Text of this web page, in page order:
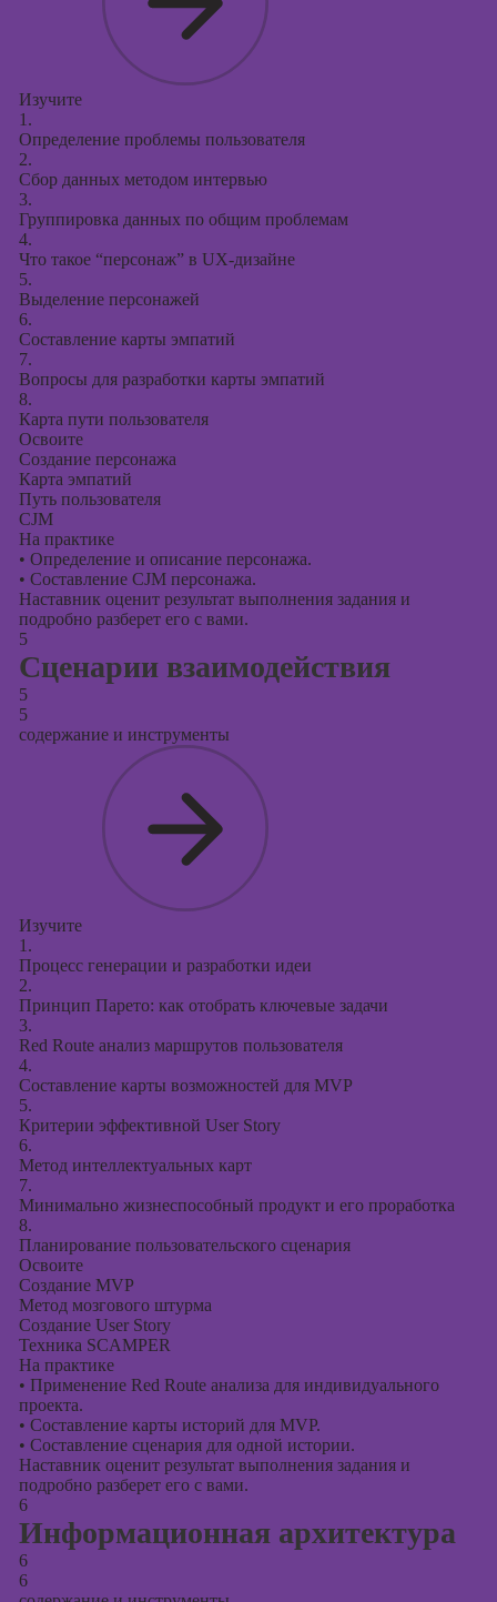
Изучите
1.
Определение проблемы пользователя
2.
Сбор данных методом интервью
3.
Группировка данных по общим проблемам
4.
Что такое “персонаж” в UX-дизайне
5.
Выделение персонажей
6.
Составление карты эмпатий
7.
Вопросы для разработки карты эмпатий
8.
Карта пути пользователя
Освоите
Создание персонажа
Карта эмпатий
Путь пользователя
CJM
На практике
• Определение и описание персонажа.
• Составление CJM персонажа.
Наставник оценит результат выполнения задания и
подробно разберет его с вами.
5
Сценарии взаимодействия
5
5
содержание и инструменты
Изучите
1.
Процесс генерации и разработки идеи
2.
Принцип Парето: как отобрать ключевые задачи
3.
Red Route анализ маршрутов пользователя
4.
Составление карты возможностей для MVP
5.
Критерии эффективной User Story
6.
Метод интеллектуальных карт
7.
Минимально жизнеспособный продукт и его проработка
8.
Планирование пользовательского сценария
Освоите
Создание MVP
Метод мозгового штурма
Создание User Story
Техника SCAMPER
На практике
• Применение Red Route анализа для индивидуального
проекта.
• Составление карты историй для MVP.
• Составление сценария для одной истории.
Наставник оценит результат выполнения задания и
подробно разберет его с вами.
6
Информационная архитектура
6
6